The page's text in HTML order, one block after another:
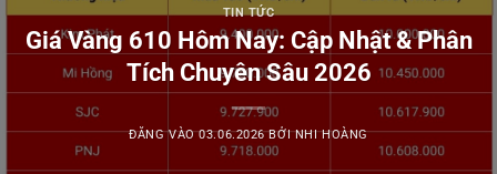
TIN TỨC
Giá Vàng 610 Hôm Nay: Cập Nhật & Phân
Tích Chuyên Sâu 2026
ĐĂNG VÀO03.06.2026 BỞINHI HOÀNG